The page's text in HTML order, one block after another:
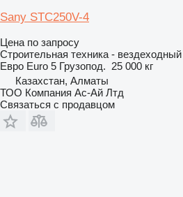
Sany STC250V-4
Цена по запросу
Строительная техника - вездеходный
Евро Euro 5 Грузопод. 25 000 кг
Казахстан, Алматы
ТОО Компания Ас-Ай Лтд
Связаться с продавцом